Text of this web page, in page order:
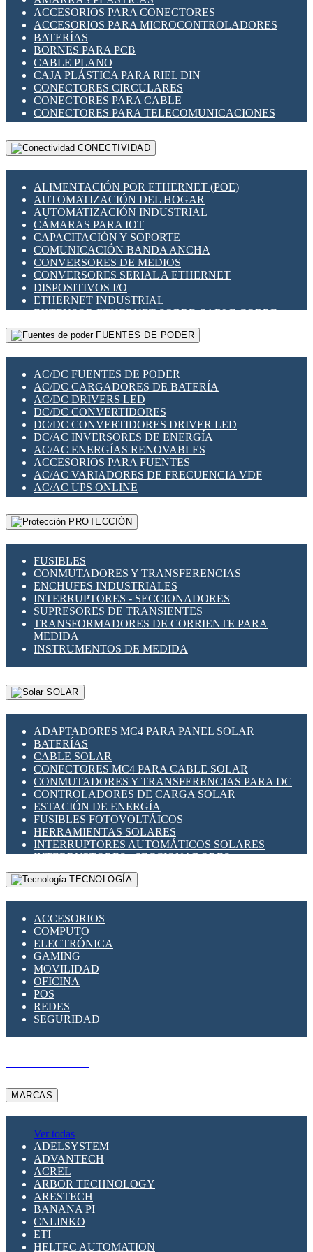
INDICADORES PARA PANEL
INTERFACES DE RELÉ
INTERRUPTORES FIN DE CARRERA
LLAVES CONMUTADORAS
MEDIDORES DE ENERGÍA Y TC'S DE CORRIENTE
MOTORES PASO A PASO
PANTALLAS HMI
PLC -CONTROLADORES LÓGICO PROGRAMABLES
PROGRAMADORES DE HORARIO
RELÉS DE PROTECCIÓN
SENSORES CAPACITIVOS
SENSORES INDUCTIVOS
TEMPORIZADORES
VARIACS
VARIADORES DE FRECUENCIA [VDF]
SECCIONADORES - INTERRUPTORES
MAQUINARIA
ACCESORIOS PARA CONECTORES
ACCESORIOS PARA MICROCONTROLADORES
BATERÍAS
BORNES PARA PCB
CABLE PLANO
CAJA PLÁSTICA PARA RIEL DIN
CONECTORES CIRCULARES
CONECTORES PARA CABLE
CONECTORES PARA TELECOMUNICACIONES
CONECTORES CABLE A PCB
CONECTORES PCB A CABLE
DIP SWITCHES
HERRAMIENTAS VARIAS
ILUMINACIÓN LED
INTERRUPTORES REED
INTERFACES DE RELÉ
OTROS RELÉS
PROTECCIÓN TÉRMICA
RELÉS AUTOMOTRICES
RELÉS DE SEÑAL
RELÉS DE ESTADO SÓLIDO SSR
RELÉS INDUSTRIALES
RELÉS MINIATURA DE POTENCIA
SENSORES MAGNÉTICOS
SWITCH Y MICROSWITCH
TARJETAS PI
UNIÓN Y DERIVACIÓN DE CABLE
CONECTIVIDAD
ALIMENTACIÓN POR ETHERNET (POE)
AUTOMATIZACIÓN DEL HOGAR
AUTOMATIZACIÓN INDUSTRIAL
CÁMARAS PARA IOT
CAPACITACIÓN Y SOPORTE
COMUNICACIÓN BANDA ANCHA
CONVERSORES DE MEDIOS
CONVERSORES SERIAL A ETHERNET
DISPOSITIVOS I/O
ETHERNET INDUSTRIAL
EXTENSOR ETHERNET SOBRE CABLE COBRE
GATEWAY LORAWAN
GESTIÓN DE REDES
PLACAS MODULARES IOT
SWITCHES Y REDES WIFI
SOLUCIONES IOT
SOLUCIONES LORAWAN
SOLUCIONES RED CELULAR
SEGURIDAD PARA REDES
SWITCHES LAN
TELEFONÍA IP (VOIP)
VIGILANCIA IP (CCTV)
MESHTASTIC
FUENTES DE PODER
AC/DC FUENTES DE PODER
AC/DC CARGADORES DE BATERÍA
AC/DC DRIVERS LED
DC/DC CONVERTIDORES
DC/DC CONVERTIDORES DRIVER LED
DC/AC INVERSORES DE ENERGÍA
AC/AC ENERGÍAS RENOVABLES
ACCESORIOS PARA FUENTES
AC/AC VARIADORES DE FRECUENCIA VDF
AC/AC UPS ONLINE
PROTECCIÓN
FUSIBLES
CONMUTADORES Y TRANSFERENCIAS
ENCHUFES INDUSTRIALES
INTERRUPTORES - SECCIONADORES
SUPRESORES DE TRANSIENTES
TRANSFORMADORES DE CORRIENTE PARA
MEDIDA
INSTRUMENTOS DE MEDIDA
SOLAR
ADAPTADORES MC4 PARA PANEL SOLAR
BATERÍAS
CABLE SOLAR
CONECTORES MC4 PARA CABLE SOLAR
CONMUTADORES Y TRANSFERENCIAS PARA DC
CONTROLADORES DE CARGA SOLAR
ESTACIÓN DE ENERGÍA
FUSIBLES FOTOVOLTÁICOS
HERRAMIENTAS SOLARES
INTERRUPTORES AUTOMÁTICOS SOLARES
INTERRUPTORES - SECCIONADORES
FOTOVOLTÁICOS
MONTAJE PANEL SOLAR
SUPRESOR DE TRANSIENTES SPDS PARA
APLICACIONES FOTOVOLTAICAS
TECNOLOGÍA
ACCESORIOS
COMPUTO
ELECTRÓNICA
GAMING
MOVILIDAD
OFICINA
POS
REDES
SEGURIDAD
MARCAS
Ver todas
ADELSYSTEM
ADVANTECH
ACREL
ARBOR TECHNOLOGY
ARESTECH
BANANA PI
CNLINKO
ETI
HELTEC AUTOMATION